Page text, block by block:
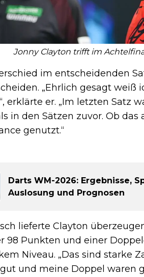
Jonny Clayton trifft im
im entscheidenden
„Ehrlich gesagt weiß
erklärte er. „Im letzten Satz
in den Sätzen zuvor. Ob
genutzt.“
Darts WM-2026: Ergebnisse,
Auslosung und Prognosen
lieferte Clayton
98 Punkten und einer
Niveau. „Das sind starke
und meine Doppel waren